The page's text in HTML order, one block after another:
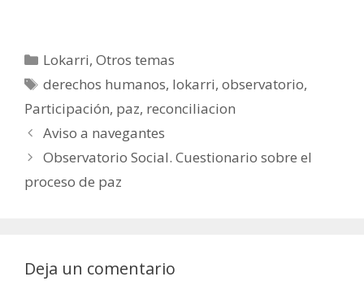
Categorías
Lokarri,Otros temas
Etiquetas
derechos humanos, lokarri,observatorio,
Participación, paz, reconciliacion
Aviso a navegantes
Observatorio Social. Cuestionario sobre el
proceso de paz
Deja un comentario